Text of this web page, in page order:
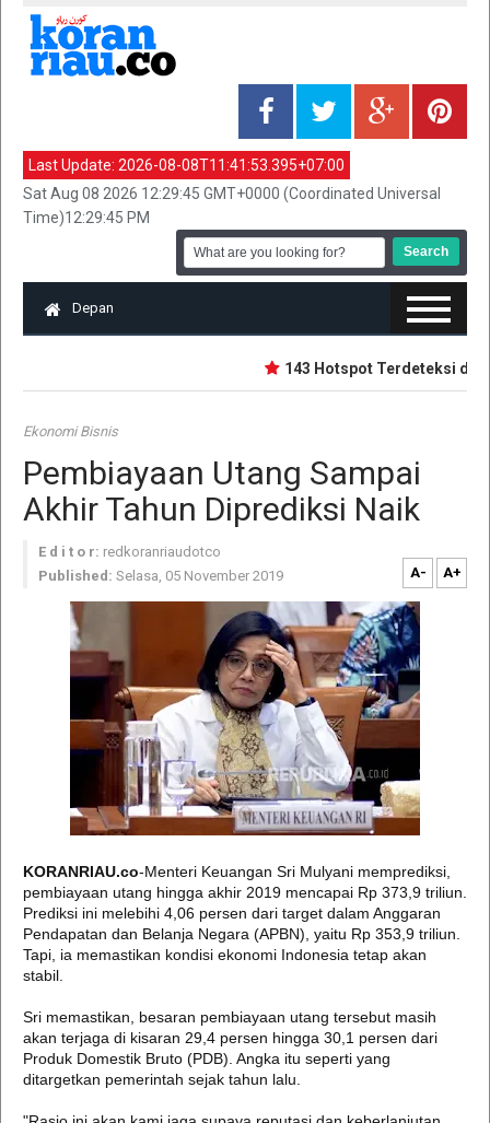
Last Update: 2026-08-08T11:41:53.395+07:00
Sat Aug 08 2026 12:29:45 GMT+0000 (Coordinated Universal
Time)12:29:45 PM
Depan
143 Hotspot Terdeteksi di
Ekonomi Bisnis
Pembiayaan Utang Sampai
Akhir Tahun Diprediksi Naik
E d i t o r: redkoranriaudotco
Published: Selasa, 05 November 2019 A- A+
KORANRIAU.co-Menteri Keuangan Sri Mulyani memprediksi,
pembiayaan utang hingga akhir 2019 mencapai Rp 373,9 triliun.
Prediksi ini melebihi 4,06 persen dari target dalam Anggaran
Pendapatan dan Belanja Negara (APBN), yaitu Rp 353,9 triliun.
Tapi, ia memastikan kondisi ekonomi Indonesia tetap akan
stabil.
Sri memastikan, besaran pembiayaan utang tersebut masih
akan terjaga di kisaran 29,4 persen hingga 30,1 persen dari
Produk Domestik Bruto (PDB). Angka itu seperti yang
ditargetkan pemerintah sejak tahun lalu.